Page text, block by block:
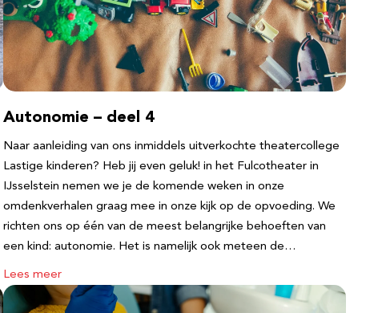
Autonomie – deel 4
Naar aanleiding van ons inmiddels uitverkochte theatercollege
Lastige kinderen? Heb jij even geluk! in het Fulcotheater in
IJsselstein nemen we je de komende weken in onze
omdenkverhalen graag mee in onze kijk op de opvoeding. We
richten ons op één van de meest belangrijke behoeften van
een kind: autonomie. Het is namelijk ook meteen de…
Lees meer